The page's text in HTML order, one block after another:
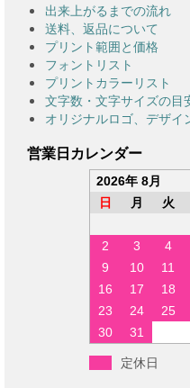
出来上がるまでの流れ
送料、返品について
プリント範囲と価格
フォントリスト
プリントカラーリスト
文字数・文字サイズの目
オリジナルロゴ、デザイ
営業日カレンダー
2026年 8月
日
月 火
2
3 4
9
10 11
16
17 18
23
24 25
30
31
定休日